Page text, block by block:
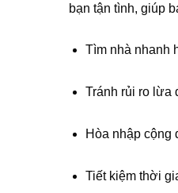
bạn tận tình, giúp
Tìm nhà nhanh
Tránh rủi ro lừa
Hòa nhập cộng
Tiết kiệm thời